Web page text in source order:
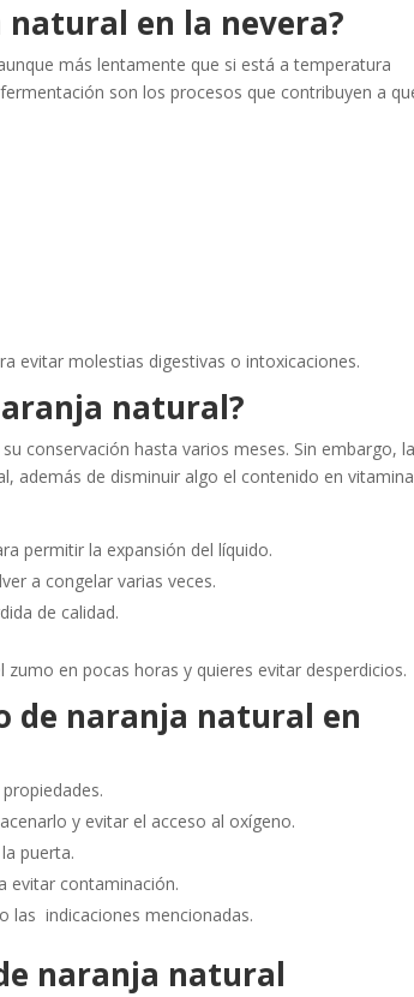
natural en la nevera?
más lentamente que si está a temperatura
son los procesos que contribuyen a
evitar molestias digestivas o intoxicaciones.
natural?
conservación hasta varios meses. Sin embargo,
además de disminuir algo el contenido en
permitir la expansión del líquido.
a congelar varias veces.
de calidad.
en pocas horas y quieres evitar desperdicios.
de naranja natural en
y evitar el acceso al oxígeno.
puerta.
evitar contaminación.
las indicaciones mencionadas.
naranja natural